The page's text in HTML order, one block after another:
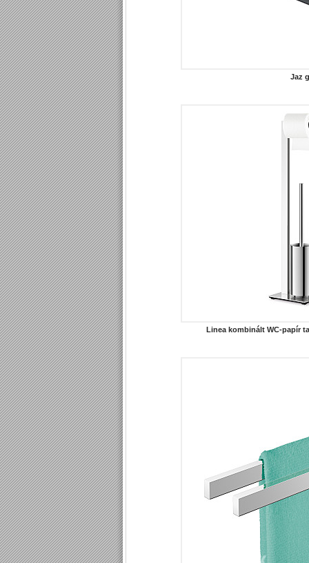
Jaz
Linea kombinált WC-papír